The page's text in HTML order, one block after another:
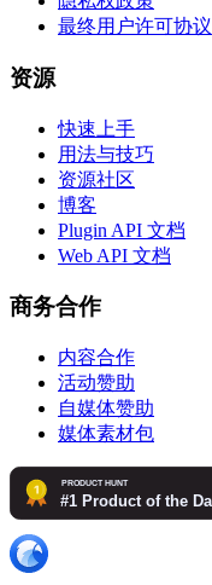
最终用户许可协议
资源
快速上手
用法与技巧
资源社区
博客
Plugin API 文档
Web API 文档
商务合作
内容合作
活动赞助
自媒体赞助
媒体素材包